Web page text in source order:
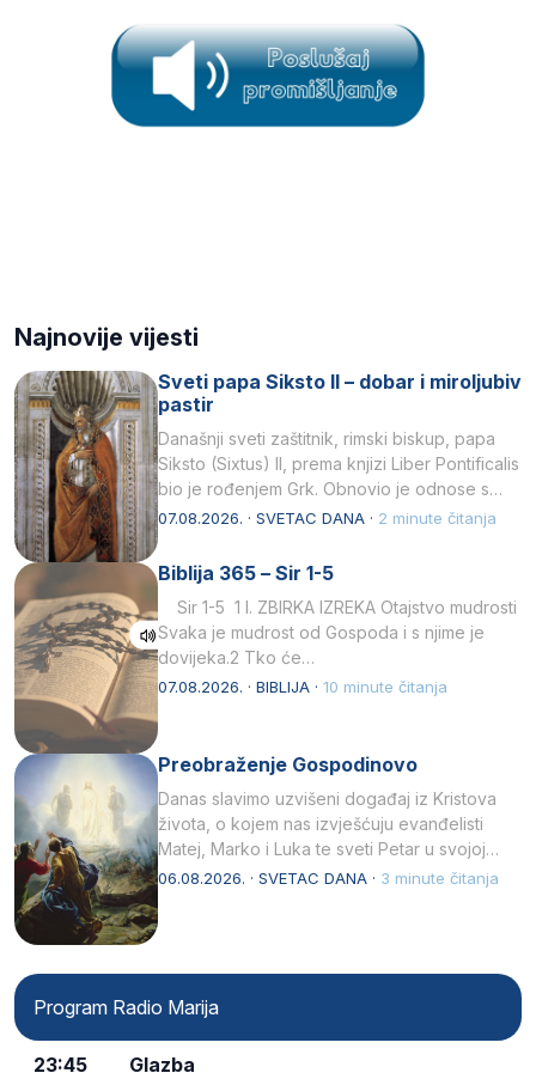
Najnovije vijesti
Sveti papa Siksto II – dobar i miroljubiv
pastir
Današnji sveti zaštitnik, rimski biskup, papa
Siksto (Sixtus) II, prema knjizi Liber Pontificalis
bio je rođenjem Grk. Obnovio je odnose s
afričkim…
07.08.2026. · SVETAC DANA · 2 minute čitanja
Biblija 365 – Sir 1-5
Sir 1-5 1 I. ZBIRKA IZREKA Otajstvo mudrosti
Svaka je mudrost od Gospoda i s njime je
dovijeka.2 Tko će…
07.08.2026. · BIBLIJA · 10 minute čitanja
Preobraženje Gospodinovo
Danas slavimo uzvišeni događaj iz Kristova
života, o kojem nas izvješćuju evanđelisti
Matej, Marko i Luka te sveti Petar u svojoj
drugoj…
06.08.2026. · SVETAC DANA · 3 minute čitanja
Program Radio Marija
23:45 Glazba